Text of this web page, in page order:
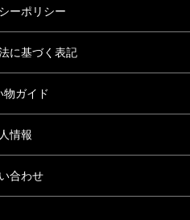
ーポリシー
に基づく表記
物ガイド
情報
合わせ